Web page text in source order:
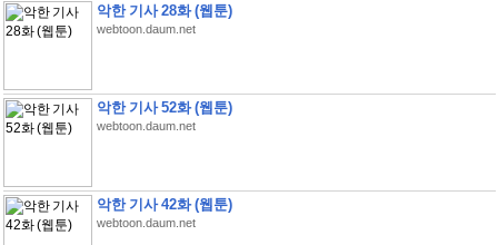
악한 기사 28화 (웹툰)
webtoon.daum.net
악한 기사 52화 (웹툰)
webtoon.daum.net
악한 기사 42화 (웹툰)
webtoon.daum.net